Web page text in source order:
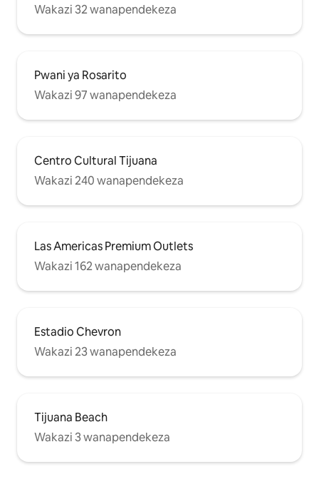
Wakazi 32 wanapendekeza
Pwani ya Rosarito
Wakazi 97 wanapendekeza
Centro Cultural Tijuana
Wakazi 240 wanapendekeza
Las Americas Premium Outlets
Wakazi 162 wanapendekeza
Estadio Chevron
Wakazi 23 wanapendekeza
Tijuana Beach
Wakazi 3 wanapendekeza